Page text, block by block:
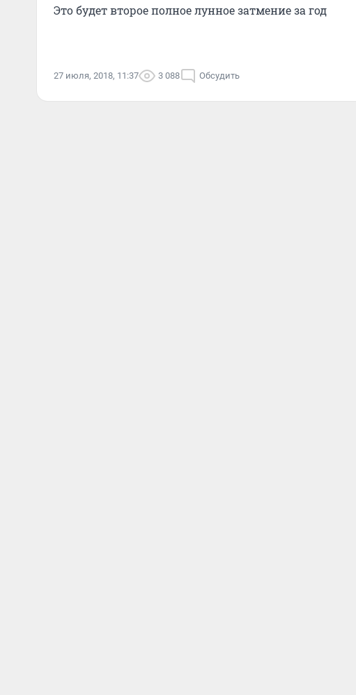
Это будет второе полное лунное затмение за год
27 июля, 2018, 11:37 3 088 Обсудить